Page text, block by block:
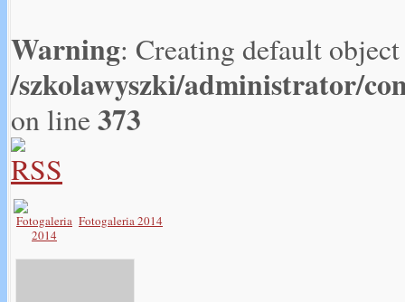
Warning: Creating default
/szkolawyszki/administrator/
on line 373
Fotogaleria 2014